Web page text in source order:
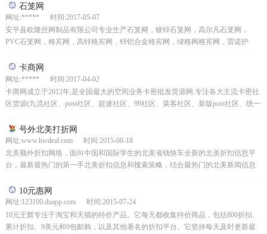
石笼网
网址:***** 时间:2017-05-07
安平县欧隆丝网制品有限公司专业生产石笼网，镀锌石笼网，高尔凡石笼网，
PVC石笼网，格宾网，高锌格宾网，锌铝合金格宾网，绿格网格宾网，雷诺护
卡商网
网址:***** 时间:2017-04-02
卡商网成立于2012年,是全国最大的空间业务卡密批发货源网,专注各大主流卡密社
区货源(九流社区、post社区、超速社区、99社区、菜客社区、新版post社区、统一
号外北美打折网
网址:www.hwdeal.com 时间:2015-08-18
北美额外折扣网络，面向中国和国际学生的北美省钱快车全新的北美折扣信息平
台，最新最热门的第一手北美折扣信息和搜索策略，结合最热门的北美新闻信息
10元惠网
网址:123100.duapp.com 时间:2015-07-24
10元王辉专注于淘宝和天猫的特价产品。它每天都收集特价商品，包括800折扣、
累计折扣、9美元和9包邮购，以及其他著名的折扣平台。它坚持每天及时更新最